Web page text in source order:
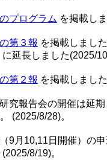
プログラム を掲載し
第３報 を掲載しまし
延長しました(2025/
第２報 を掲載しまし
究報告会の開催は延
(2025/8/28)。
9月10,11日開催）の
8/19)。